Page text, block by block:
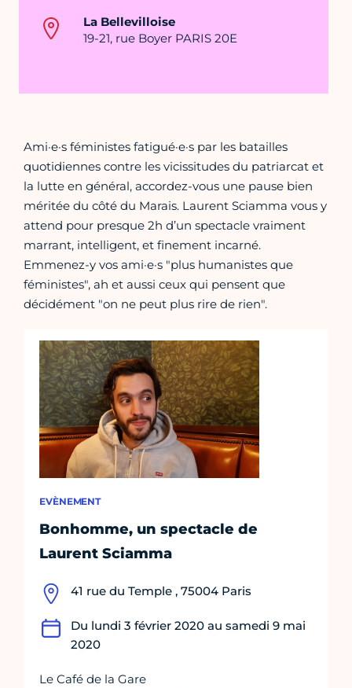
La Bellevilloise
19-21, rue Boyer PARIS 20E
Ami·e·s féministes fatigué·e·s par les batailles
quotidiennes contre les vicissitudes du patriarcat et
la lutte en général, accordez-vous une pause bien
méritée du côté du Marais. Laurent Sciamma vous y
attend pour presque 2h d’un spectacle vraiment
marrant, intelligent, et finement incarné.
Emmenez-y vos ami·e·s "plus humanistes que
féministes", ah et aussi ceux qui pensent que
décidément "on ne peut plus rire de rien".
EVÈNEMENT
Bonhomme, un spectacle de
Laurent Sciamma
41 rue du Temple , 75004 Paris
Du lundi 3 février 2020 au samedi 9 mai
2020
Le Café de la Gare